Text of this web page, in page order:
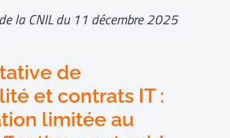
la CNIL du 11 décembre 2025
de
et contrats IT :
limitée au